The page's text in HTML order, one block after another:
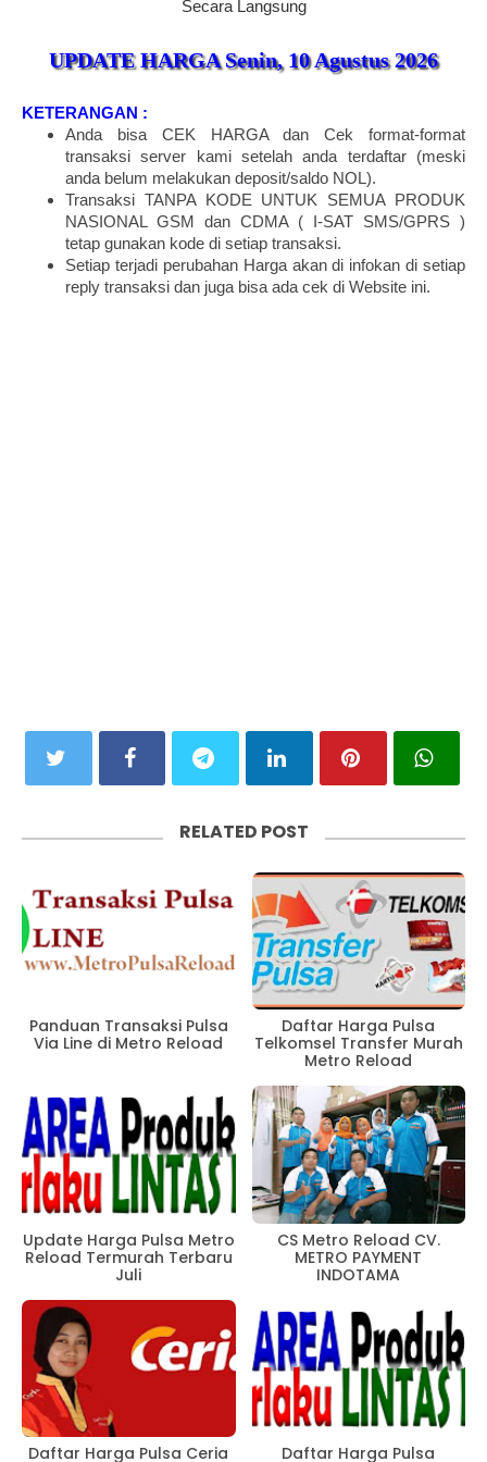
Secara Langsung
UPDATE HARGASenin, 10 Agustus 2026
KETERANGAN :
Anda bisa CEK HARGA dan Cek format-format
transaksi server kami setelah anda terdaftar (meski
anda belum melakukan deposit/saldo NOL).
Transaksi TANPA KODE UNTUK SEMUA PRODUK
NASIONAL GSM dan CDMA ( I-SAT SMS/GPRS )
tetap gunakan kode di setiap transaksi.
Setiap terjadi perubahan Harga akan di infokan di setiap
reply transaksi dan juga bisa ada cek di Website ini.
RELATED POST
Panduan Transaksi Pulsa
Via Line di Metro Reload
Daftar Harga Pulsa
Telkomsel Transfer Murah
Metro Reload
Update Harga Pulsa Metro
Reload Termurah Terbaru
Juli
CS Metro Reload CV.
METRO PAYMENT
INDOTAMA
Daftar Harga Pulsa Ceria
Daftar Harga Pulsa